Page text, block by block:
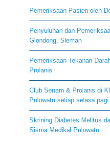
Pemeriksaan Pasien oleh
Penyuluhan dan
Glondong, Sleman
Pemeriksaan Tekanan
Prolanis
Club Senam & Prolanis di
Pulowatu setiap selasa pagi
Skrining Diabetes Melitus
Sisma Medikal Pulowatu